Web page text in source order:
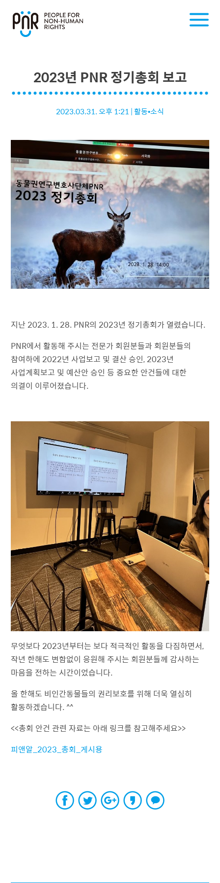
2023년 PNR 정기총회 보고
2023.03.31. 오후 1:21 |활동•소식
지난 2023. 1. 28. PNR의 2023년 정기총회가 열렸습니다.
PNR에서 활동해 주시는 전문가 회원분들과 회원분들의
참여하에 2022년 사업보고 및 결산 승인, 2023년
사업계획보고 및 예산안 승인 등 중요한 안건들에 대한
의결이 이루어졌습니다.
무엇보다 2023년부터는 보다 적극적인 활동을 다짐하면서,
작년 한해도 변함없이 응원해 주시는 회원분들께 감사하는
마음을 전하는 시간이었습니다.
올 한해도 비인간동물들의 권리보호를 위해 더욱 열심히
활동하겠습니다. ^^
<<총회 안건 관련 자료는 아래 링크를 참고해주세요>>
피앤알_2023_총회_게시용